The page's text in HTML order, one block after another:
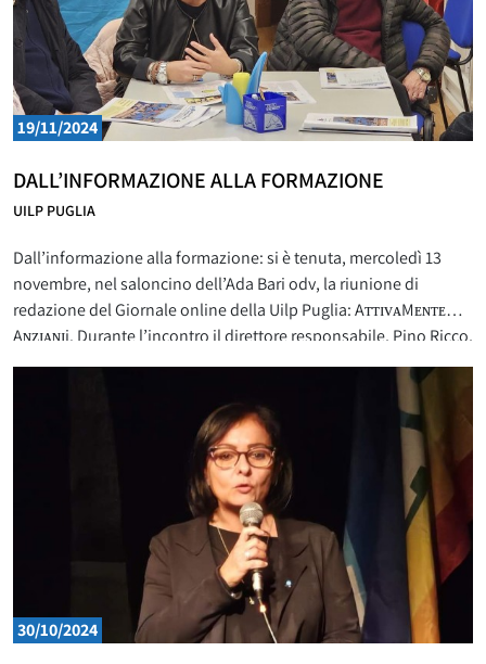
19/11/2024
DALL’INFORMAZIONE ALLA FORMAZIONE
UILP PUGLIA
Dall’informazione alla formazione: si è tenuta, mercoledì 13
novembre, nel saloncino dell’Ada Bari odv, la riunione di
redazione del Giornale online della Uilp Puglia: AᴛᴛɪᴠᴀMᴇɴᴛᴇ
Aɴᴢɪᴀɴɪi. Durante l’incontro il direttore responsabile, Pino Ricco,
ha commentato insieme ai pensionati-giornalisti, l’edizione
appena pubblicata e programmato i contenuti del prossimo
numero. Dall’informazione alla formazione: le parole di Carella
30/10/2024